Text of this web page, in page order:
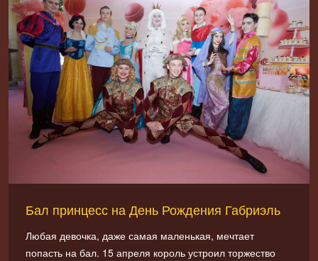
Бал принцесс на День Рождения Габриэль
Любая девочка, даже самая маленькая, мечтает
попасть на бал. 15 апреля король устроил торжество